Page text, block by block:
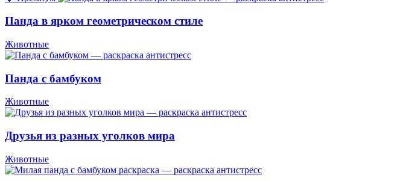
Панда в ярком геометрическом стиле
Животные
Панда с бамбуком
Животные
Друзья из разных уголков мира
Животные